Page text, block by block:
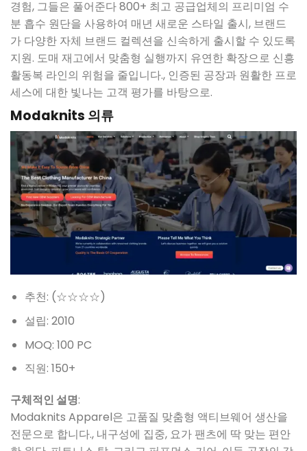
경험, 그들은 풀어준다 800+ 최고 공급업체의 프리미엄 수
분 흡수 원단을 사용하여 매년 새로운 스타일 출시, 브랜드
가 다양한 자체 브랜드 컬렉션을 신속하게 출시할 수 있도록
지원. 도매 재고에서 맞춤형 실행까지 유연한 확장으로 신흥
활동복 라인의 위험을 줄입니다., 인증된 공장과 원활한 프로
세스에 대한 빛나는 고객 평가를 바탕으로.
Modaknits 의류
추천: (☆☆☆☆)
설립: 2010
MOQ: 100 PC
직원: 150+
구체적인 설명:
Modaknits Apparel은 고품질 맞춤형 액티브웨어 생산을
전문으로 합니다., 내구성에 집중, 요가 팬츠에 딱 맞는 편안